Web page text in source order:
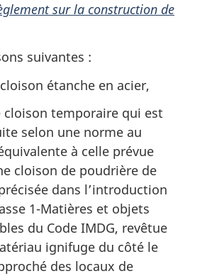
sur la construction de
suivantes :
étanche en acier,
cloison temporaire qui est
selon une norme au
à celle prévue
cloison de poudrière de
dans l’introduction
1-Matières et objets
du Code IMDG, revêtue
ignifuge du côté le
des locaux de